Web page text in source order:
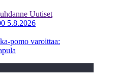
Uutiset
5.8.2026
pomo varoittaa: